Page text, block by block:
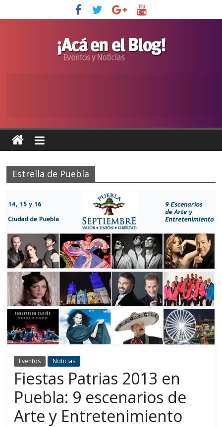
Estrella de Puebla
Eventos Noticias
Fiestas Patrias 2013 en
Puebla: 9 escenarios de
Arte y Entretenimiento